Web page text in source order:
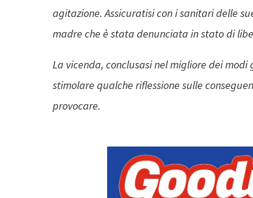
agitazione.Assicuratisi con i sanitari delle
madre che è stata denunciata in stato di
La vicenda, conclusasi nel migliore dei
stimolare qualche riflessione sulle
provocare.